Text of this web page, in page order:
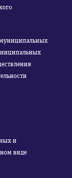
муниципальных
и
виде